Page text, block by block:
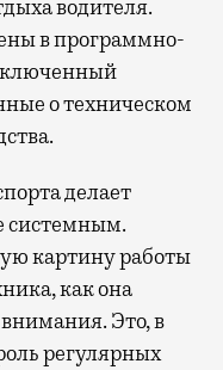
водителя.
в программно-
о техническом
делает
системным.
картину работы
как она
внимания. Это, в
регулярных